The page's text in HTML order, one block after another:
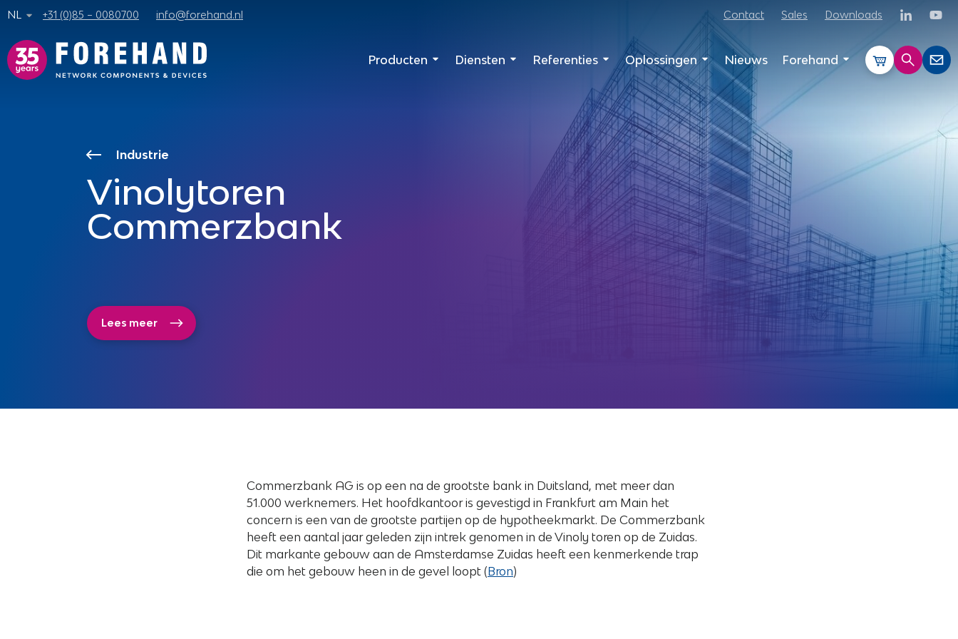
NL +31 (0)85 – 0080700 info@forehand.nl Contact Sales Downloads
Producten Diensten Referenties Oplossingen Nieuws Forehand
Industrie
Vinolytoren
Commerzbank
Lees meer
Commerzbank AG is op een na de grootste bank in Duitsland, met meer dan
51.000 werknemers. Het hoofdkantoor is gevestigd in Frankfurt am Main het
concern is een van de grootste partijen op de hypotheekmarkt. De Commerzbank
heeft een aantal jaar geleden zijn intrek genomen in de Vinoly toren op de Zuidas.
Dit markante gebouw aan de Amsterdamse Zuidas heeft een kenmerkende trap
die om het gebouw heen in de gevel loopt (Bron)